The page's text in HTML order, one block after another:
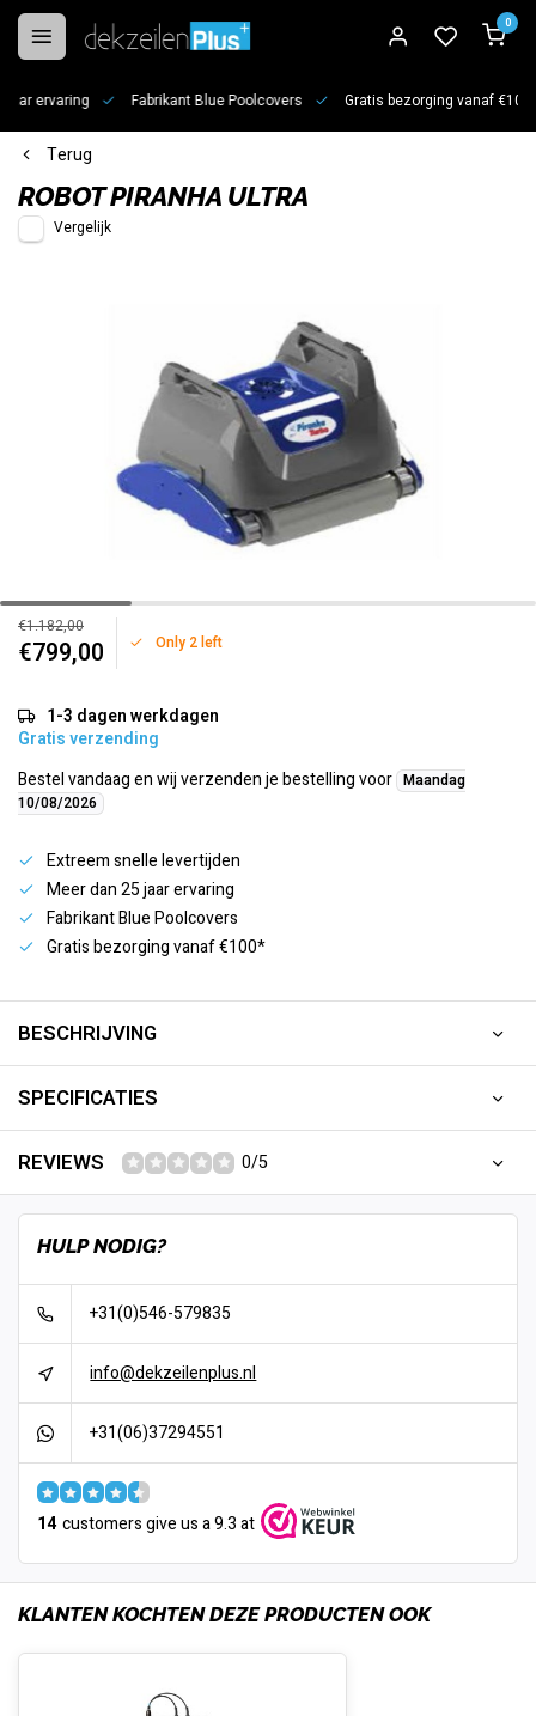
0
jaar ervaring Fabrikant Blue Poolcovers Gratis bezorging vanaf €100*
Terug
ROBOT PIRANHA ULTRA
Vergelijk
€1.182,00
€799,00 Only 2 left
1-3 dagen werkdagen
Gratis verzending
Bestel vandaag en wij verzenden je bestelling voor Maandag
10/08/2026
Extreem snelle levertijden
Meer dan 25 jaar ervaring
Fabrikant Blue Poolcovers
Gratis bezorging vanaf €100*
BESCHRIJVING
SPECIFICATIES
REVIEWS 0/5
HULP NODIG?
+31(0)546-579835
info@dekzeilenplus.nl
+31(06)37294551
14 customers give us a 9.3 at
KLANTEN KOCHTEN DEZE PRODUCTEN OOK